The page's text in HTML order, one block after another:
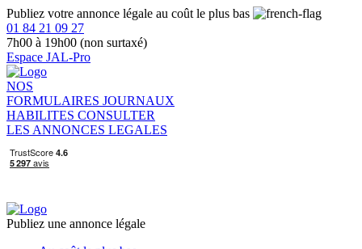
Publiez votre annonce légale au coût le plus bas
01 84 21 09 27
7h00 à 19h00 (non surtaxé)
Espace JAL-Pro
NOS
FORMULAIRES JOURNAUX
HABILITES CONSULTER
LES ANNONCES LEGALES
Publiez une annonce légale